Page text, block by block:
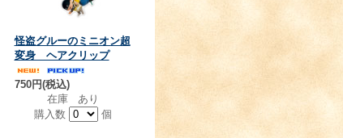
怪盗グルーのミニオン超
変身 ヘアクリップ
750円(税込)
在庫 あり
購入数
個